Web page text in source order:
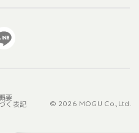
要
く表記 © 2026 MOGU Co.,Ltd.